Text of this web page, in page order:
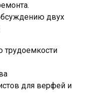
двух
трудоемкости
для верфей и